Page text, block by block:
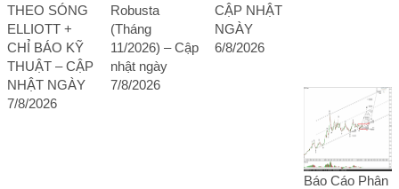
THEO SÓNG
ELLIOTT +
CHỈ BÁO KỸ
THUẬT – CẬP
NHẬT NGÀY
7/8/2026
Robusta
(Tháng
11/2026) – Cập
nhật ngày
7/8/2026
CẬP NHẬT
NGÀY
6/8/2026
Báo Cáo Phân